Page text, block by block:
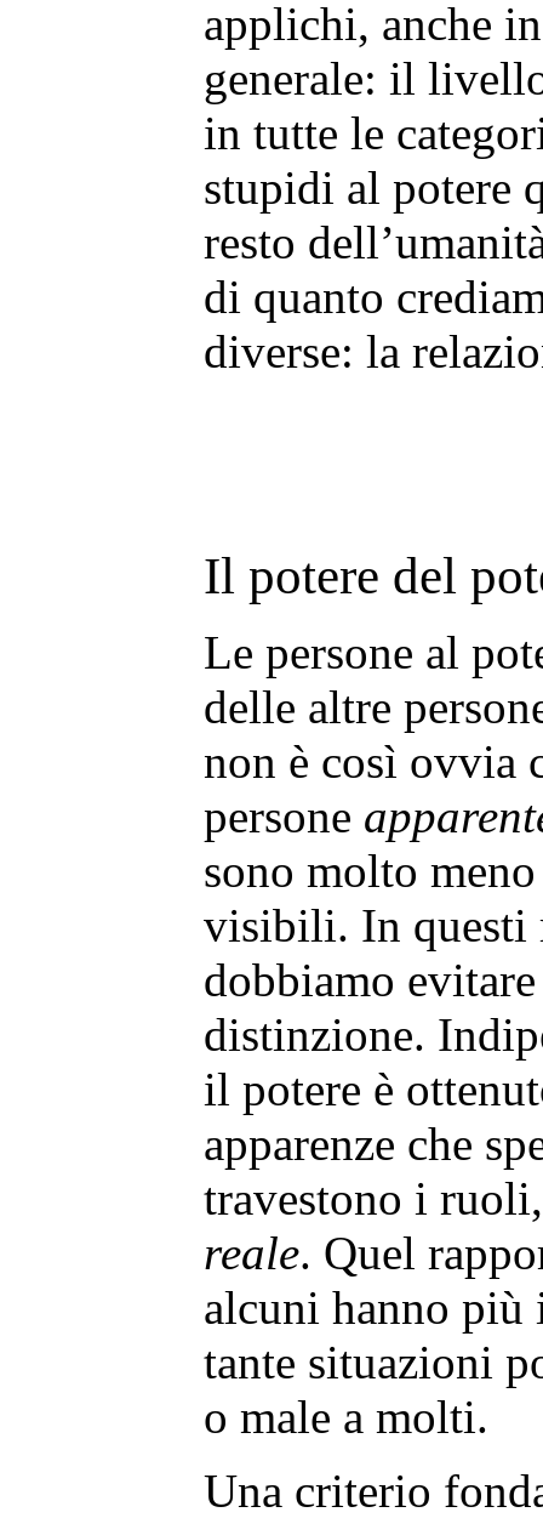
applichi, anche
generale: il
in tutte le
stupidi al potere
resto
di quanto
diverse: la
Il potere del
Le persone al
delle altre
non è così ovvia
persone
sono molto
visibili. In questi
dobbiamo
distinzione.
il potere è
apparenze che
travestono i
reale. Quel
alcuni hanno
tante situazioni
o male a molti.
Una criterio